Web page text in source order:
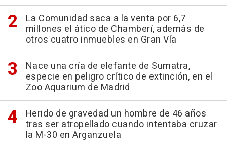
La Comunidad saca a la venta por 6,7
millones el ático de Chamberí, además de
otros cuatro inmuebles en Gran Vía
Nace una cría de elefante de Sumatra,
especie en peligro crítico de extinción, en el
Zoo Aquarium de Madrid
Herido de gravedad un hombre de 46 años
tras ser atropellado cuando intentaba cruzar
la M-30 en Arganzuela